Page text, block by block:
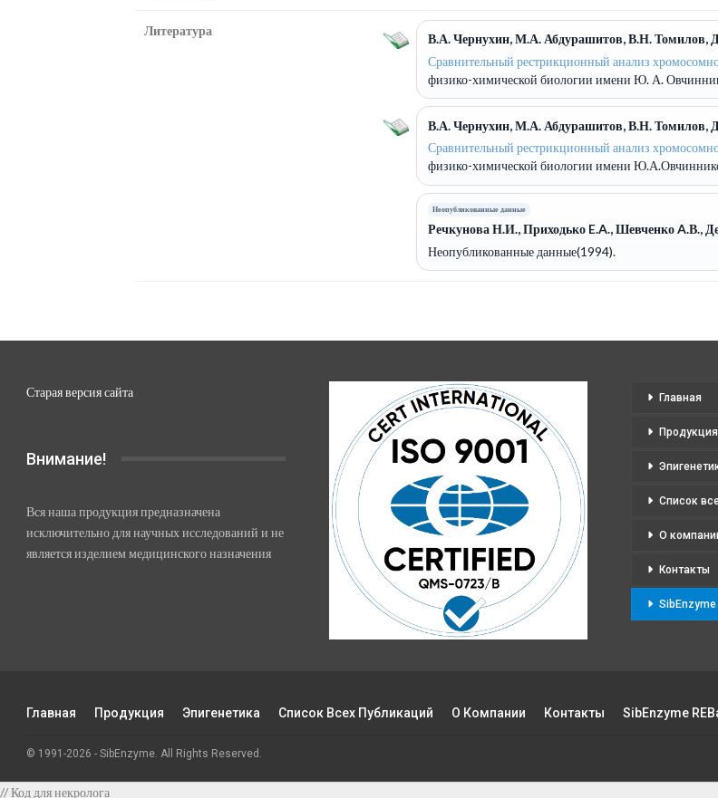
Литература
В.А. Чернухин, М.А. Абдурашитов, В.Н. Томилов,
Сравнительный рестрикционный анализ
физико-химической биологии имени Ю. А.
В.А. Чернухин, М.А. Абдурашитов, В.Н. Томилов,
Сравнительный рестрикционный анализ
физико-химической биологии имени
Неопубликованные данные
Речкунова Н.И., Приходько E.A., Шевченко A.В.,
Неопубликованные данные(1994).
Старая версия сайта
Внимание!
Вся наша продукция предназначена
исключительно для научных исследований и не
является изделием медицинского назначения
Главная
Продукция
Список
О
Контакты
SibEnzyme
Главная Продукция Эпигенетика Список Всех Публикаций О Компании Контакты SibEnzyme
© 1991-2026 - SibEnzyme. All Rights Reserved.
// Код для некролога